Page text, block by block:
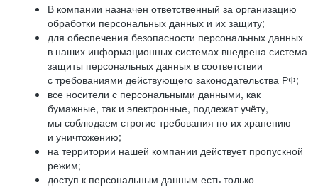
В компании назначен ответственный за организацию
обработки персональных данных и их защиту;
для обеспечения безопасности персональных данных
в наших информационных системах внедрена система
защиты персональных данных в соответствии
с требованиями действующего законодательства РФ;
все носители с персональными данными, как
бумажные, так и электронные, подлежат учёту,
мы соблюдаем строгие требования по их хранению
и уничтожению;
на территории нашей компании действует пропускной
режим;
доступ к персональным данным есть только